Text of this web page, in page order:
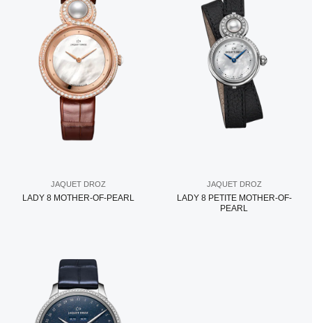
JAQUET DROZ
LADY 8 MOTHER-OF-PEARL
JAQUET DROZ
LADY 8 PETITE MOTHER-OF-
PEARL